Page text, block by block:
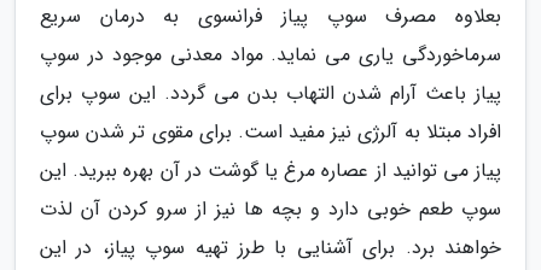
بعلاوه مصرف سوپ پیاز فرانسوی به درمان سریع
سرماخوردگی یاری می نماید. مواد معدنی موجود در سوپ
پیاز باعث آرام شدن التهاب بدن می گردد. این سوپ برای
افراد مبتلا به آلرژی نیز مفید است. برای مقوی تر شدن سوپ
پیاز می توانید از عصاره مرغ یا گوشت در آن بهره ببرید. این
سوپ طعم خوبی دارد و بچه ها نیز از سرو کردن آن لذت
خواهند برد. برای آشنایی با طرز تهیه سوپ پیاز، در این